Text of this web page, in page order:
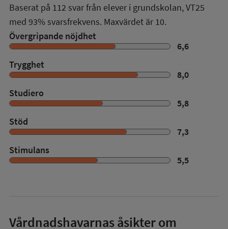
Baserat på 112 svar från elever i grundskolan,VT25
med 93% svarsfrekvens. Maxvärdet är 10.
Övergripande nöjdhet
6,6
Trygghet
8,0
Studiero
5,8
Stöd
7,3
Stimulans
5,5
Vårdnadshavarnas åsikter om